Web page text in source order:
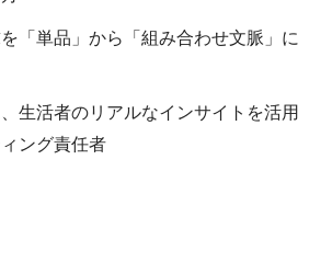
「単品」から「組み合わせ文脈」に
生活者のリアルなインサイトを活用
ング責任者